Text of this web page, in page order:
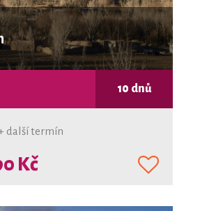
10 dnů
další termín
Kč